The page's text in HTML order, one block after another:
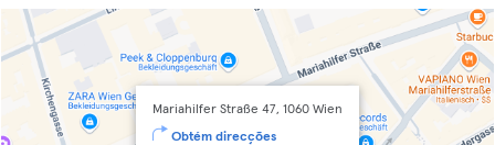
Mariahilfer Straße 47, 1060 Wien
Obtém direcções